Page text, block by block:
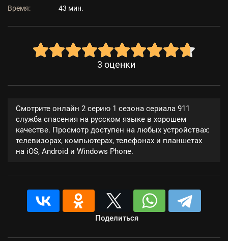
Время:
43 мин.
3 оценки
Смотрите онлайн 2 серию 1 сезона сериала 911
служба спасения на русском языке в хорошем
качестве. Просмотр доступен на любых устройствах:
телевизорах, компьютерах, телефонах и планшетах
на iOS, Android и Windows Phone.
Поделиться